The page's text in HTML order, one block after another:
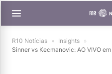
R10 Notícias » Insights »
Sinner vs Kecmanovic: AO VIVO